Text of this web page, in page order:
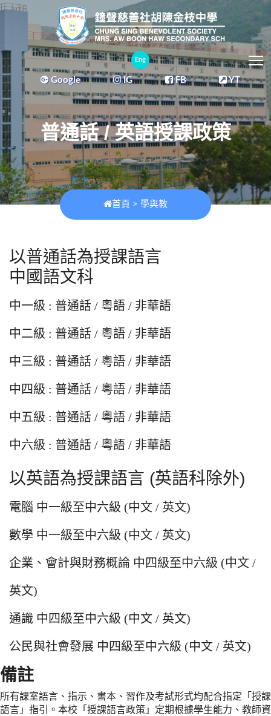
Eng
Google IG FB YT
普通話 / 英語授課政策
首頁 > 學與教
以普通話為授課語言
中國語文科
中一級 : 普通話 / 粵語 / 非華語
中二級 : 普通話 / 粵語 / 非華語
中三級 : 普通話 / 粵語 / 非華語
中四級 : 普通話 / 粵語 / 非華語
中五級 : 普通話 / 粵語 / 非華語
中六級 : 普通話 / 粵語 / 非華語
以英語為授課語言 (英語科除外)
電腦 中一級至中六級 (中文 / 英文)
數學 中一級至中六級 (中文 / 英文)
企業、會計與財務概論 中四級至中六級 (中文 /
英文)
通識 中四級至中六級 (中文 / 英文)
公民與社會發展 中四級至中六級 (中文 / 英文)
備註
所有課室語言、指示、書本、習作及考試形式均配合指定「授課
語言」指引。本校「授課語言政策」定期根據學生能力、教師資